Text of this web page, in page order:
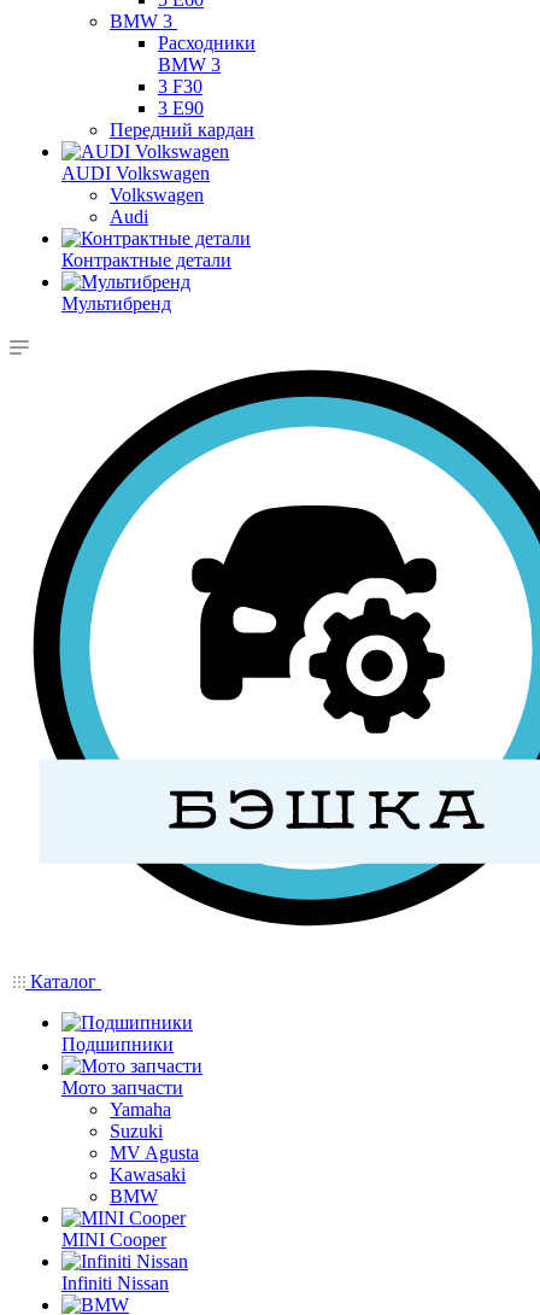
BMW 3
Расходники
BMW 3
3 F30
3 E90
Передний кардан
AUDI Volkswagen
Volkswagen
Audi
Контрактные детали
Мультибренд
Каталог
Подшипники
Мото запчасти
Yamaha
Suzuki
MV Agusta
Kawasaki
BMW
MINI Cooper
Infiniti Nissan